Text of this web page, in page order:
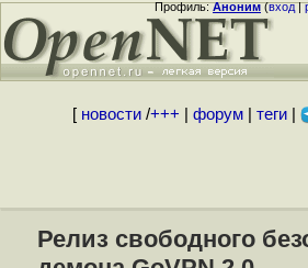
Профиль:Аноним(вход|
[ новости/+++ форум| теги|
Релиз свободного